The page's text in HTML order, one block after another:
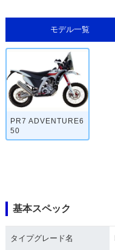
モデル一覧
PR7 ADVENTURE6
50
基本スペック
タイプグレード名